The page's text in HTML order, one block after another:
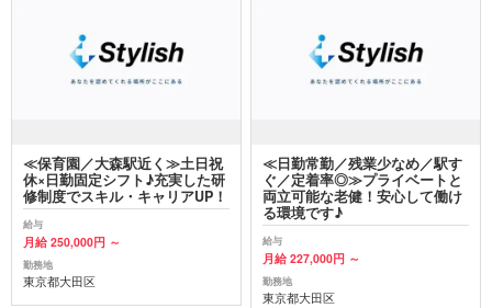
≪保育園／大森駅近く≫土日祝
休×日勤固定シフト♪充実した研
修制度でスキル・キャリアUP！
給与
月給 250,000円 ～
勤務地
東京都大田区
≪日勤常勤／残業少なめ／駅す
ぐ／定着率◎≫プライベートと
両立可能な老健！安心して働け
る環境です♪
給与
月給 227,000円 ～
勤務地
東京都大田区